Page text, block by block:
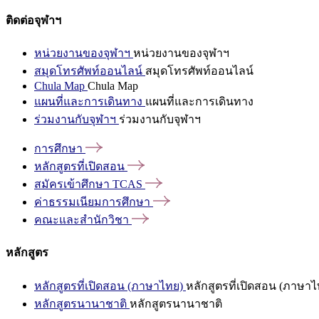
ติดต่อจุฬาฯ
หน่วยงานของจุฬาฯ หน่วยงานของจุฬาฯ
สมุดโทรศัพท์ออนไลน์ สมุดโทรศัพท์ออนไลน์
Chula Map Chula Map
แผนที่และการเดินทาง แผนที่และการเดินทาง
ร่วมงานกับจุฬาฯ ร่วมงานกับจุฬาฯ
การศึกษา
หลักสูตรที่เปิดสอน
สมัครเข้าศึกษา TCAS
ค่าธรรมเนียมการศึกษา
คณะและสำนักวิชา
หลักสูตร
หลักสูตรที่เปิดสอน (ภาษาไทย) หลักสูตรที่เปิดสอน (ภาษาไ
หลักสูตรนานาชาติ หลักสูตรนานาชาติ